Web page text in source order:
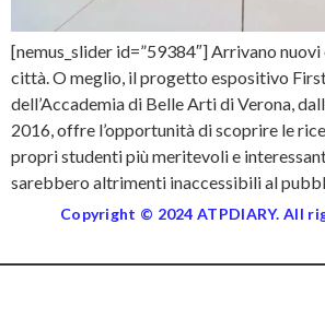
[nemus_slider id=”59384″] Arrivano
città. O meglio, il progetto espositivo
dell’Accademia di Belle Arti di Verona,
2016, offre l’opportunità di scoprire le
propri studenti più meritevoli e
sarebbero altrimenti inaccessibili al
Copyright © 2024 ATPDIARY. All